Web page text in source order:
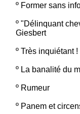
º Former sans
º "Délinquant
Giesbert
º Très inquiétant !
º La banalité du
º Rumeur
º Panem et